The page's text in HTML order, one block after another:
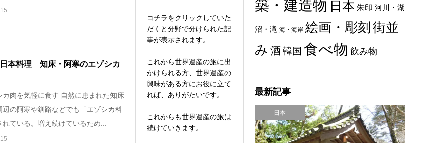
本料理 知床・阿寒のエゾシカ
カ肉を気軽に食す 自然に恵まれた知床
辺の阿寒や釧路などでも「エゾシカ料
ている。増え続けているため...
コチラをクリックしていた
だくと分野で分けられた記
事が表示されます。
これから世界遺産の旅に出
かけられる方、世界遺産の
興味がある方にお役に立て
れば、ありがたいです。
これからも世界遺産の旅は
続けていきます。
築・建造物 日本 朱印 河川・湖
沼・滝 海・海岸 絵画・彫刻 街並
み 酒 韓国 食べ物 飲み物
最新記事
日本